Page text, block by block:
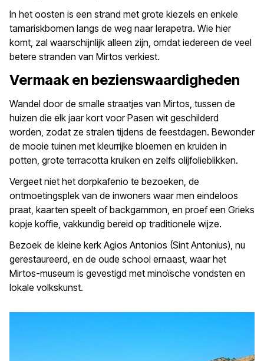
In het oosten is een strand met grote kiezels en enkele
tamariskbomen langs de weg naar Ierapetra. Wie hier
komt, zal waarschijnlijk alleen zijn, omdat iedereen de veel
betere stranden van Mirtos verkiest.
Vermaak en bezienswaardigheden
Wandel door de smalle straatjes van Mirtos, tussen de
huizen die elk jaar kort voor Pasen wit geschilderd
worden, zodat ze stralen tijdens de feestdagen. Bewonder
de mooie tuinen met kleurrijke bloemen en kruiden in
potten, grote terracotta kruiken en zelfs olijfolieblikken.
Vergeet niet het dorpkafenio te bezoeken, de
ontmoetingsplek van de inwoners waar men eindeloos
praat, kaarten speelt of backgammon, en proef een Grieks
kopje koffie, vakkundig bereid op traditionele wijze.
Bezoek de kleine kerk Agios Antonios (Sint Antonius), nu
gerestaureerd, en de oude school ernaast, waar het
Mirtos-museum is gevestigd met minoïsche vondsten en
lokale volkskunst.